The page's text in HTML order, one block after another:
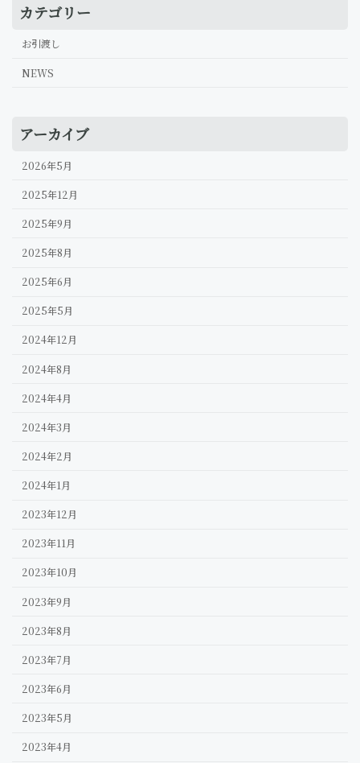
カテゴリー
お引渡し
NEWS
アーカイブ
2026年5月
2025年12月
2025年9月
2025年8月
2025年6月
2025年5月
2024年12月
2024年8月
2024年4月
2024年3月
2024年2月
2024年1月
2023年12月
2023年11月
2023年10月
2023年9月
2023年8月
2023年7月
2023年6月
2023年5月
2023年4月